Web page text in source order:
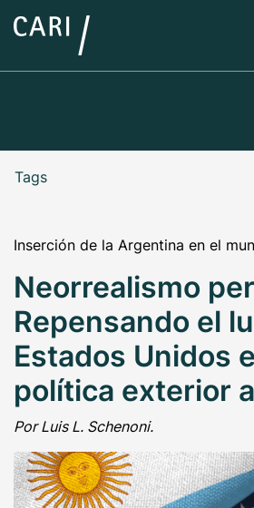
Inserción de la Argentina en el
Neorrealismo
Repensando el
Estados Unidos
política exterior
Por Luis L. Schenoni.
Tags